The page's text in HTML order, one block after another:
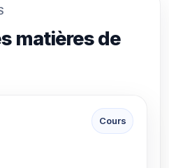
matières de
Cours